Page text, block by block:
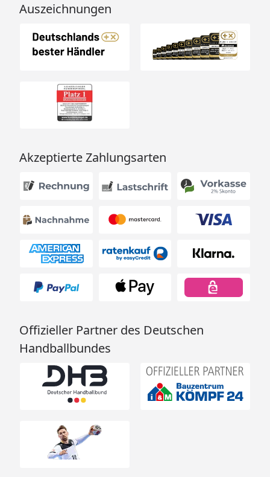
Auszeichnungen
Akzeptierte Zahlungsarten
Offizieller Partner des Deutschen
Handballbundes